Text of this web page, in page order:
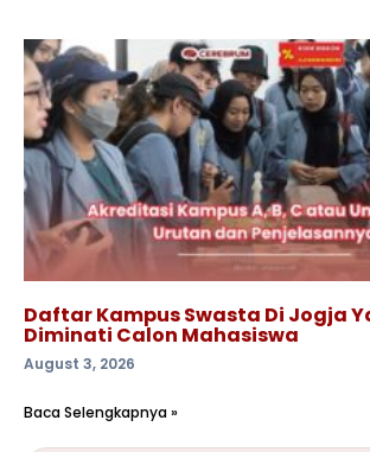
Daftar Kampus Swasta Di Jogja
Diminati Calon Mahasiswa
August 3, 2026
Baca Selengkapnya »